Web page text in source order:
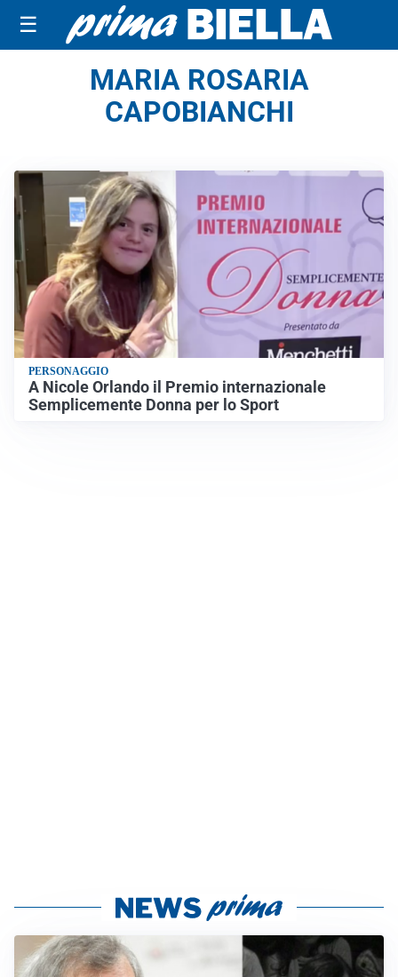
☰
MARIA ROSARIA
CAPOBIANCHI
PERSONAGGIO
A Nicole Orlando il Premio internazionale
Semplicemente Donna per lo Sport